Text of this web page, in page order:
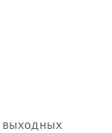
выходных